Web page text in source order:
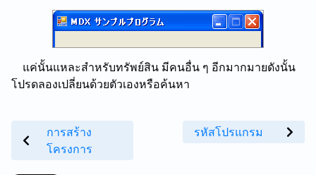
แค่นั้นแหละสําหรับทรัพย์สิน มีคนอื่น ๆ อีกมากมายดังนั้น
โปรดลองเปลี่ยนด้วยตัวเองหรือค้นหา
การสร้าง
โครงการ
รหัสโปรแกรม